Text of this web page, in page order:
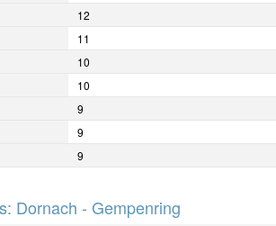
12
11
10
10
9
9
9
Dornach - Gempenring